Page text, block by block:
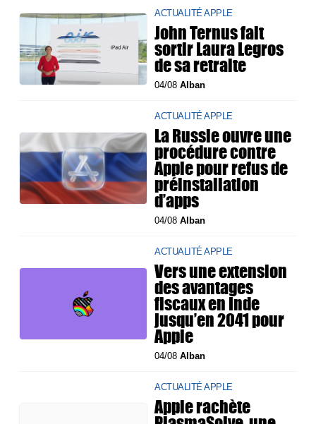
ACTUALITÉ APPLE
John Ternus fait
sortir Laura Legros
de sa retraite
04/08Alban
ACTUALITÉ APPLE
La Russie ouvre une
procédure contre
Apple pour refus de
préinstallation
d’apps
04/08Alban
ACTUALITÉ APPLE
Vers une extension
des avantages
fiscaux en Inde
jusqu’en 2041 pour
Apple
04/08Alban
ACTUALITÉ APPLE
Apple rachète